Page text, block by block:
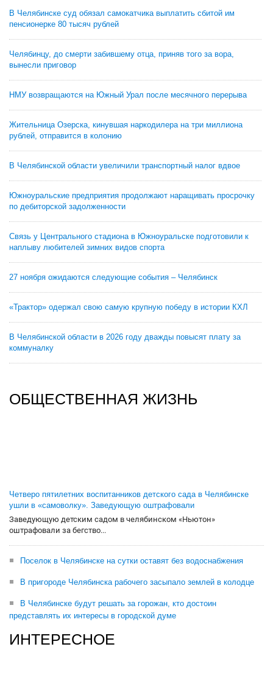
В Челябинске суд обязал самокатчика выплатить сбитой им
пенсионерке 80 тысяч рублей
Челябинцу, до смерти забившему отца, приняв того за вора,
вынесли приговор
НМУ возвращаются на Южный Урал после месячного перерыва
Жительница Озерска, кинувшая наркодилера на три миллиона
рублей, отправится в колонию
В Челябинской области увеличили транспортный налог вдвое
Южноуральские предприятия продолжают наращивать просрочку
по дебиторской задолженности
Связь у Центрального стадиона в Южноуральске подготовили к
наплыву любителей зимних видов спорта
27 ноября ожидаются следующие события – Челябинск
«Трактор» одержал свою самую крупную победу в истории КХЛ
В Челябинской области в 2026 году дважды повысят плату за
коммуналку
ОБЩЕСТВЕННАЯ ЖИЗНЬ
Четверо пятилетних воспитанников детского сада в Челябинске
ушли в «самоволку». Заведующую оштрафовали
Заведующую детским садом в челябинском «Ньютон»
оштрафовали за бегство...
Поселок в Челябинске на сутки оставят без водоснабжения
В пригороде Челябинска рабочего засыпало землей в колодце
В Челябинске будут решать за горожан, кто достоин
представлять их интересы в городской думе
ИНТЕРЕСНОЕ